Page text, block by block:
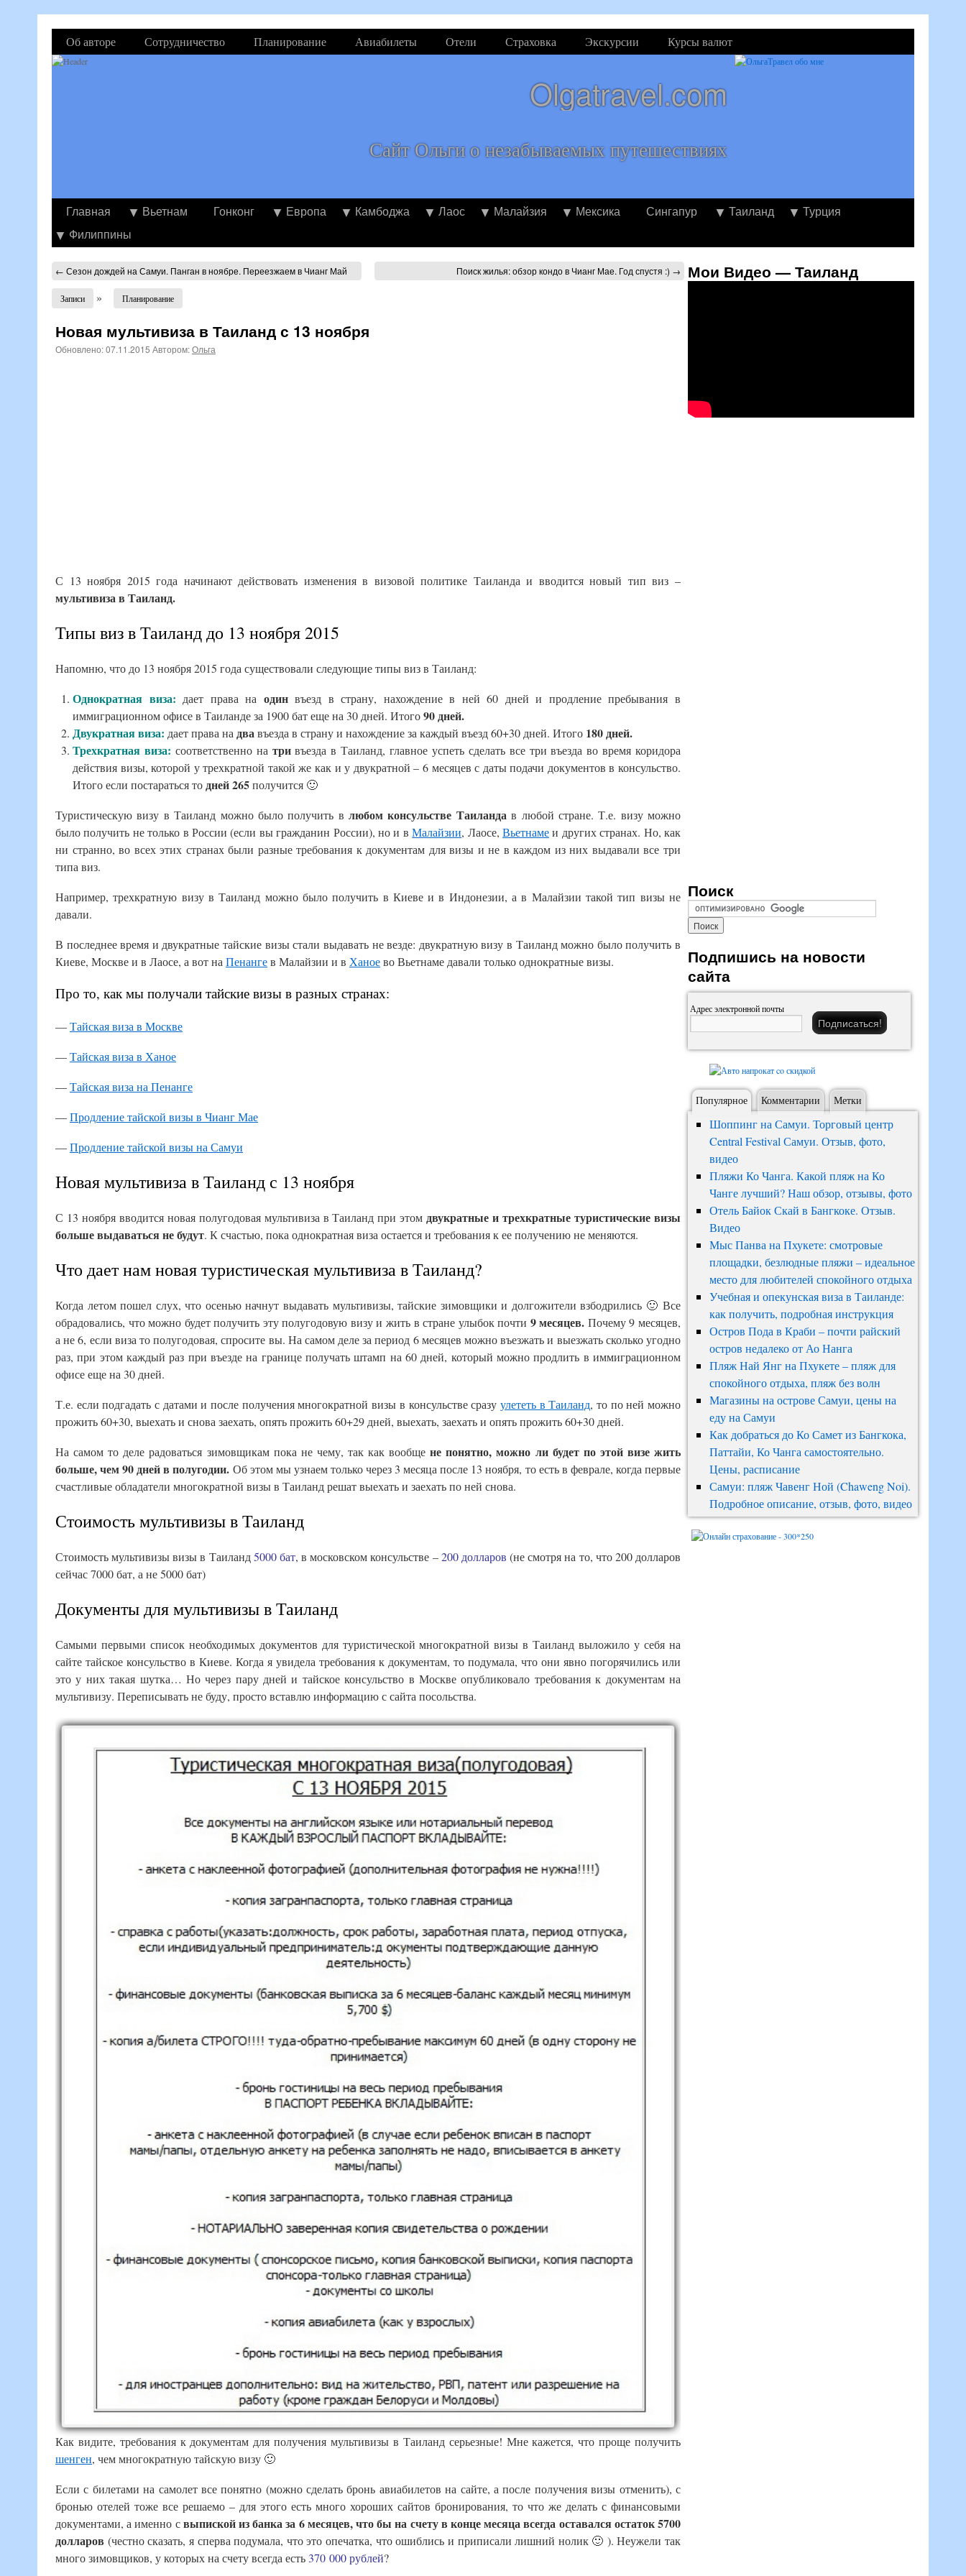
Об авторе Сотрудничество Планирование Авиабилеты Отели Страховка Экскурсии Курсы валют
Olgatravel.com
Сайт Ольги о незабываемых путешествиях
Главная Вьетнам Гонконг Европа Камбоджа Лаос Малайзия Мексика Сингапур Таиланд
Турция
Филиппины
← Сезон дождей на Самуи. Панган в ноябре. Переезжаем в Чианг Май Поиск жилья: обзор кондо в Чианг Мае. Год спустя :) →
Записи » Планирование
Новая мультивиза в Таиланд с 13 ноября
Обновлено:07.11.2015 Автором:Ольга
С 13 ноября 2015 года начинают действовать изменения в визовой политике Таиланда и вводится новый тип виз –
мультивиза в Таиланд.
Типы виз в Таиланд до 13 ноября 2015
Напомню, что до 13 ноября 2015 года существовали следующие типы виз в Таиланд:
Однократная виза: дает права на одинвъезд в страну, нахождение в ней 60 дней и продление пребывания в
иммиграционном офисе в Таиланде за 1900 бат еще на 30 дней. Итого90 дней.
Двукратная виза: дает права на двавъезда в страну и нахождение за каждый въезд 60+30 дней. Итого 180 дней.
Трехкратная виза: соответственно на тривъезда в Таиланд, главное успеть сделать все три въезда во время коридора
действия визы, которой у трехкратной такой же как и у двукратной – 6 месяцев с даты подачи документов в консульство.
Итого если постараться тодней 265получится 🙂
Туристическую визу в Таиланд можно было получить в любом консульстве Таиланда в любой стране. Т.е. визу можно
было получить не только в России (если вы гражданин России), но и вМалайзии, Лаосе,Вьетнамеи других странах. Но, как
ни странно, во всех этих странах были разные требования к документам для визы и не в каждом из них выдавали все три
типа виз.
Например, трехкратную визу в Таиланд можно было получить в Киеве и в Индонезии, а в Малайзии такой тип визы не
давали.
В последнее время и двукратные тайские визы стали выдавать не везде: двукратную визу в Таиланд можно было получить в
Киеве, Москве и в Лаосе, а вот на Пенангев Малайзии и в Ханоево Вьетнаме давали только однократные визы.
Про то, как мы получали тайские визы в разных странах:
—Тайская виза в Москве
—Тайская виза в Ханое
—Тайская виза на Пенанге
—Продление тайской визы в Чианг Мае
—Продление тайской визы на Самуи
Новая мультивиза в Таиланд с 13 ноября
С 13 ноября вводится новая полугодовая мультивиза в Таиланд при этом двукратные и трехкратные туристические визы
больше выдаваться не будут. К счастью, пока однократная виза остается и требования к ее получению не меняются.
Что дает нам новая туристическая мультивиза в Таиланд?
Когда летом пошел слух, что осенью начнут выдавать мультивизы, тайские зимовщики и долгожители взбодрились 🙂 Все
обрадовались, что можно будет получить эту полугодовую визу и жить в стране улыбок почти 9 месяцев. Почему 9 месяцев,
а не 6, если виза то полугодовая, спросите вы. На самом деле за период 6 месяцев можно въезжать и выезжать сколько угодно
раз, при этом каждый раз при въезде на границе получать штамп на 60 дней, который можно продлить в иммиграционном
офисе еще на 30 дней.
Т.е. если подгадать с датами и после получения многократной визы в консульстве сразу улететь в Таиланд, то по ней можно
прожить 60+30, выехать и снова заехать, опять прожить 60+29 дней, выехать, заехать и опять прожить 60+30 дней.
На самом то деле радоваться зимовщикам пока не чему, так как вообщене понятно, можно ли будет по этой визе жить
больше, чем 90 дней в полугодии. Об этом мы узнаем только через 3 месяца после 13 ноября, то есть в феврале, когда первые
счастливые обладатели многократной визы в Таиланд решат выехать и заехать по ней снова.
Стоимость мультивизы в Таиланд
Стоимость мультивизы визы в Таиланд5000 бат, в московском консульстве –200 долларов (не смотря на то, что 200 долларов
сейчас 7000 бат, а не 5000 бат)
Документы для мультивизы в Таиланд
Самыми первыми список необходимых документов для туристической многократной визы в Таиланд выложило у себя на
сайте тайское консульство в Киеве. Когда я увидела требования к документам, то подумала, что они явно погорячились или
это у них такая шутка… Но через пару дней и тайское консульство в Москве опубликовало требования к документам на
мультивизу. Переписывать не буду, просто вставлю информацию с сайта посольства.
Как видите, требования к документам для получения мультивизы в Таиланд серьезные! Мне кажется, что проще получить
шенген, чем многократную тайскую визу 🙂
Если с билетами на самолет все понятно (можно сделать бронь авиабилетов на сайте, а после получения визы отменить), с
бронью отелей тоже все решаемо – для этого есть много хороших сайтов бронирования, то что же делать с финансовыми
документами, а именно свыпиской из банка за 6 месяцев, что бы на счету в конце месяца всегда оставался остаток 5700
долларов (честно сказать, я сперва подумала, что это опечатка, что ошиблись и приписали лишний нолик 🙂 ). Неужели так
много зимовщиков, у которых на счету всегда есть 370 000 рублей?
Мои Видео — Таиланд
Поиск
Подпишись на новости
сайта
Адрес электронной почты
Популярное Комментарии Метки
Шоппинг на Самуи. Торговый центр
Central Festival Самуи. Отзыв, фото,
видео
Пляжи Ко Чанга. Какой пляж на Ко
Чанге лучший? Наш обзор, отзывы, фото
Отель Байок Скай в Бангкоке. Отзыв.
Видео
Мыс Панва на Пхукете: смотровые
площадки, безлюдные пляжи – идеальное
место для любителей спокойного отдыха
Учебная и опекунская виза в Таиланде:
как получить, подробная инструкция
Остров Пода в Краби – почти райский
остров недалеко от Ао Нанга
Пляж Най Янг на Пхукете – пляж для
спокойного отдыха, пляж без волн
Магазины на острове Самуи, цены на
еду на Самуи
Как добраться до Ко Самет из Бангкока,
Паттайи, Ко Чанга самостоятельно.
Цены, расписание
Самуи: пляж Чавенг Ной (Chaweng Noi).
Подробное описание, отзыв, фото, видео